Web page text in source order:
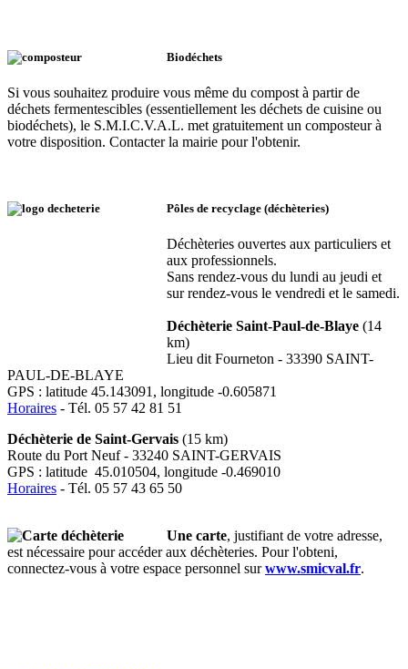
Biodéchets
Si vous souhaitez produire vous même du compost à partir de
déchets fermentescibles (essentiellement les déchets de cuisine ou
biodéchets), le S.M.I.C.V.A.L. met gratuitement un composteur à
votre disposition. Contacter la mairie pour l'obtenir.
Pôles de recyclage (déchèteries)
Déchèteries ouvertes aux particuliers et
aux professionnels.
Sans rendez-vous du lundi au jeudi et
sur rendez-vous le vendredi et le samedi.
Déchèterie Saint-Paul-de-Blaye (14
km)
Lieu dit Fourneton - 33390 SAINT-
PAUL-DE-BLAYE
GPS : latitude 45.143091, longitude -0.605871
Horaires - Tél. 05 57 42 81 51
Déchèterie de Saint-Gervais (15 km)
Route du Port Neuf - 33240 SAINT-GERVAIS
GPS : latitude 45.010504, longitude -0.469010
Horaires - Tél. 05 57 43 65 50
Une carte, justifiant de votre adresse,
est nécessaire pour accéder aux déchèteries. Pour l'obteni,
connectez-vous à votre espace personnel surwww.smicval.fr.